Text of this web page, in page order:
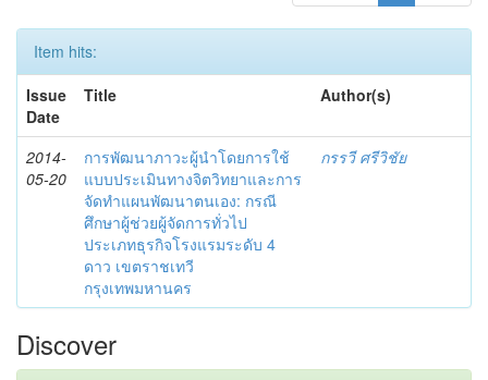
Item hits:
Issue
Date
Title Author(s)
2014-
05-20
การพัฒนาภาวะผู้นำโดยการใช้
แบบประเมินทางจิตวิทยาและการ
จัดทำแผนพัฒนาตนเอง: กรณี
ศึกษาผู้ช่วยผู้จัดการทั่วไป
ประเภทธุรกิจโรงแรมระดับ 4
ดาว เขตราชเทวี
กรุงเทพมหานคร
กรรวี ศรีวิชัย
Discover